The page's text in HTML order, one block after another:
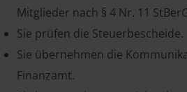
Mitglieder nach § 4 Nr. 11
Sie prüfen die Steuerbescheide.
Sie übernehmen die
Finanzamt.